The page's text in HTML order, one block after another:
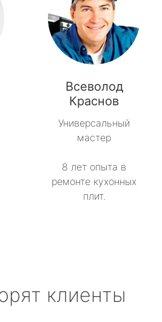
Всеволод
Краснов
Универсальный
мастер
8 лет опыта в
ремонте кухонных
плит.
клиенты